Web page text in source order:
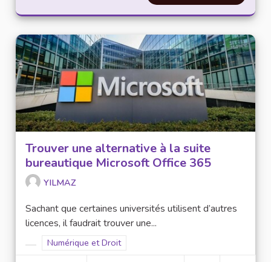
Trouver une alternative à la suite
bureautique Microsoft Office 365
YILMAZ
Sachant que certaines universités utilisent d’autres
licences, il faudrait trouver une...
Filter results for category:
Filter results for scope: Numérique et Droit
Numérique et Droit